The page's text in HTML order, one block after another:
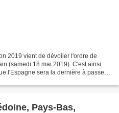
2019 vient de dévoiler l'ordre de
(samedi 18 mai 2019). C'est ainsi
l'Espagne sera la dernière à passer.
Pays-Bas,